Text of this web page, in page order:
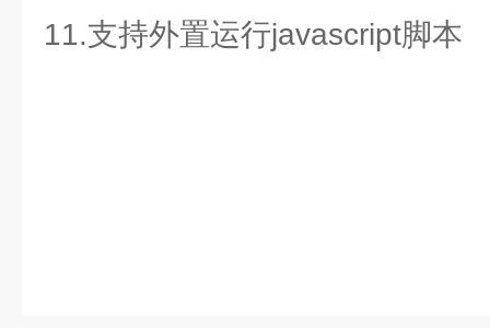
11.支持外置运行javascript脚本